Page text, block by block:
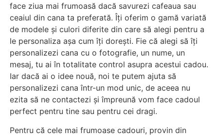
face ziua mai frumoasă dacă savurezi cafeaua sau
ceaiul din cana ta preferată. Îți oferim o gamă variată
de modele și culori diferite din care să alegi pentru a
le personaliza așa cum îți dorești. Fie că alegi să îți
personalizezi cana cu o fotografie, un nume, un
mesaj, tu ai în totalitate control asupra acestui cadou.
Iar dacă ai o idee nouă, noi te putem ajuta să
personalizezi cana într-un mod unic, de aceea nu
ezita să ne contactezi și împreună vom face cadoul
perfect pentru tine sau pentru cei dragi.
Pentru că cele mai frumoase cadouri, provin din